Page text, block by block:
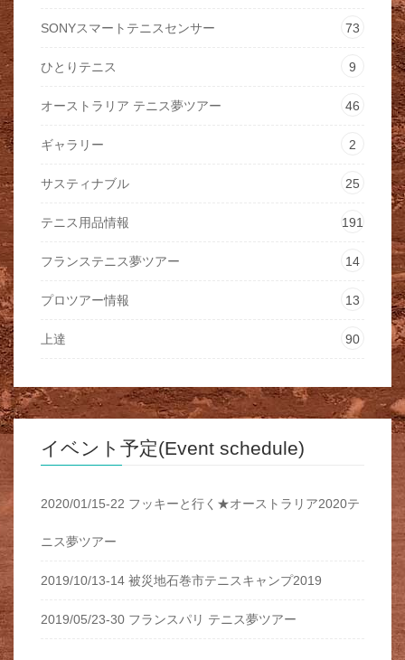
SONYスマートテニスセンサー 73
ひとりテニス 9
オーストラリア テニス夢ツアー 46
ギャラリー 2
サスティナブル 25
テニス用品情報 191
フランステニス夢ツアー 14
プロツアー情報 13
上達 90
イベント予定(Event schedule)
2020/01/15-22 フッキーと行く★オーストラリア2020テ
ニス夢ツアー
2019/10/13-14 被災地石巻市テニスキャンプ2019
2019/05/23-30 フランスパリ テニス夢ツアー